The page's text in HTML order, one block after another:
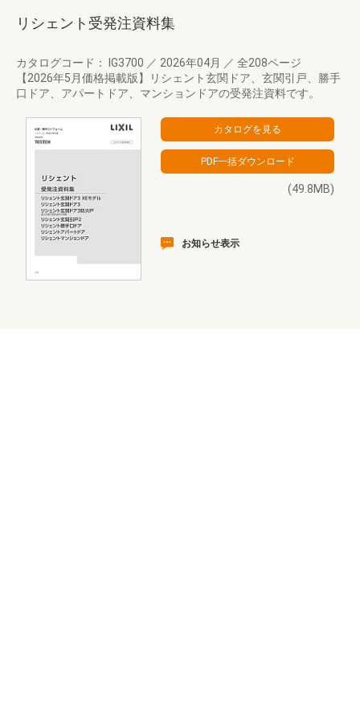
リシェント受発注資料集
カタログコード： IG3700 ／ 2026年04月 ／ 全208ページ
【2026年5月価格掲載版】リシェント玄関ドア、玄関引戸、勝手
口ドア、アパートドア、マンションドアの受発注資料です。
(49.8MB)
お知らせ表示